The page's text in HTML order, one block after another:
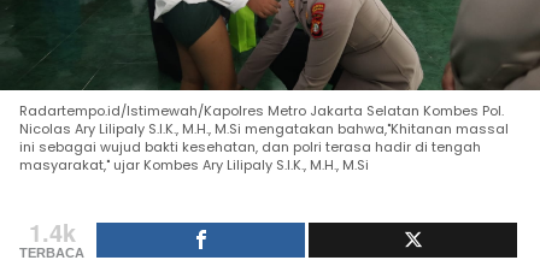
Radartempo.id/Istimewah/Kapolres Metro Jakarta Selatan Kombes Pol.
Nicolas Ary Lilipaly S.I.K., M.H., M.Si mengatakan bahwa,"Khitanan massal
ini sebagai wujud bakti kesehatan, dan polri terasa hadir di tengah
masyarakat," ujar Kombes Ary Lilipaly S.I.K., M.H., M.Si
1.4k
TERBACA